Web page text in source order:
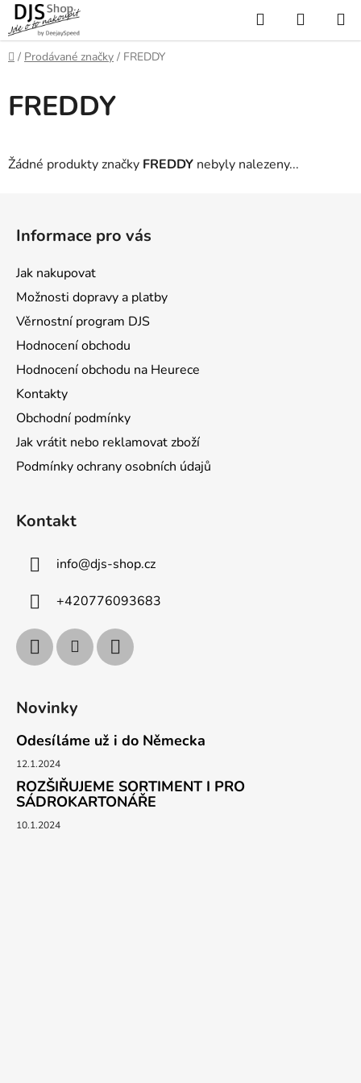
Přejít
na
obsah
Hledat
KOŠÍK
Domů
/ Prodávané značky / FREDDY
FREDDY
Žádné produkty značky FREDDY nebyly nalezeny...
Informace pro vás
Jak nakupovat
Možnosti dopravy a platby
Věrnostní program DJS
Hodnocení obchodu
Hodnocení obchodu na Heurece
Kontakty
Obchodní podmínky
Jak vrátit nebo reklamovat zboží
Podmínky ochrany osobních údajů
Kontakt
info@djs-shop.cz
+420776093683
Novinky
Odesíláme už i do Německa
12.1.2024
ROZŠIŘUJEME SORTIMENT I PRO
SÁDROKARTONÁŘE
10.1.2024